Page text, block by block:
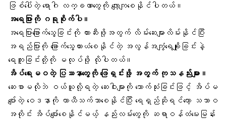
ဖြစ်ပေါ်တဲ့ ရောဂါ လက္ခဏာတွေကို လျော့ကျစေနိုင်ပါတယ်။
အရေပြားကို ဂရုစိုက်ပါ။
အရေပြားခြောက်သွေ့ခြင်းကို တားဆီးဖို့အတွက် လိမ်းဆေးများလိမ်းနိုင်ပြီး
အရည်ပြားကို ခြောက်သွေ့ယားယံစေနိုင်တဲ့ အလွန်အကျွံရေချိုးခြင်းနဲ့
ရေကူးခြင်းတို့ကို မလုပ်ဖို့ လိုပါတယ်။
အိပ်ရေးမဝတဲ့ ပြဿနာတွေကို ဖြေရှင်းဖို့ အတွက် ကုသနည်းများ။
ဆေးစာမလိုဘဲ ဝယ်ယူလို့ရတဲ့ ဆေးဝါးများကို သောက်သုံးခြင်းဖြင့် အိပ်မ
ပျော်တဲ့ ဝေဒနာကို ယာယီသက်သာစေနိုင်ပြီး ရေရှည်ဆိုရင်တော့ သဘာဝ
အတိုင်း အိပ်ပျော်စေနိုင်မယ့် နည်းလမ်းတွေကို ဆရာဝန်ထံမေးမြန်း